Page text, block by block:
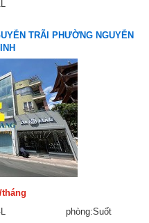
TRÃI PHƯỜNG NGUYỄN
tháng
phòng:Suốt